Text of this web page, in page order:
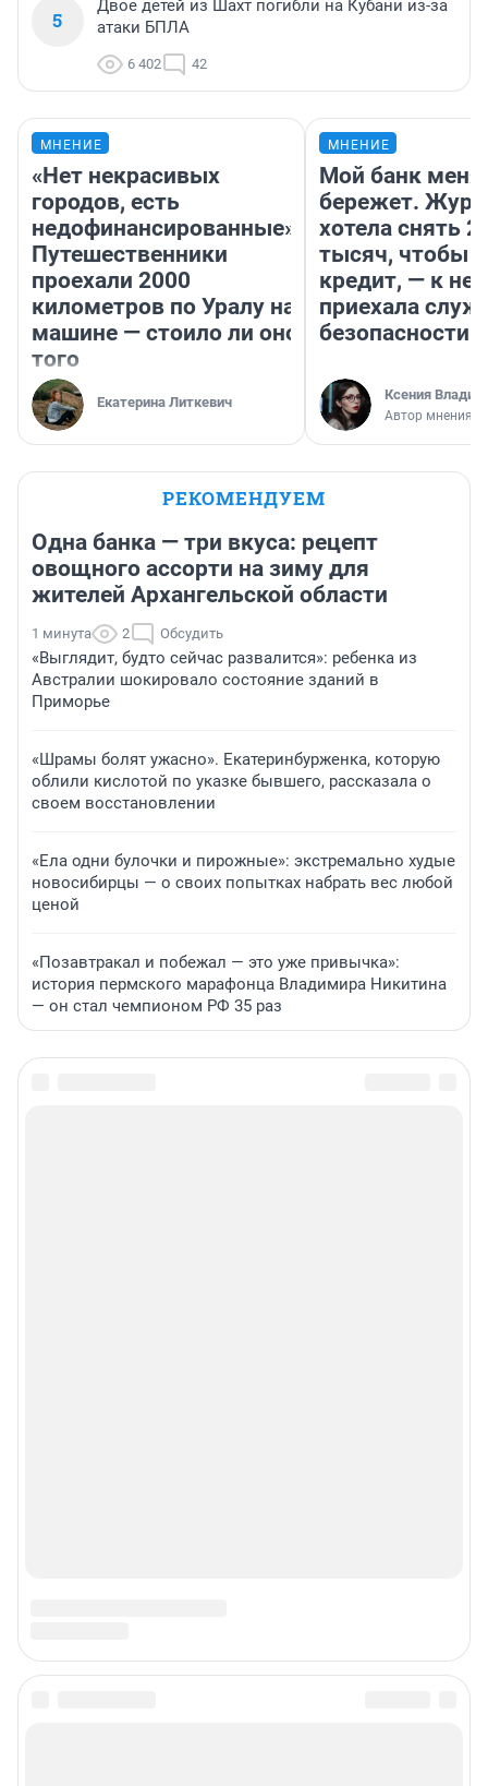
5
Двое детей из Шахт погибли на Кубани из-за
атаки БПЛА
6 402 42
МНЕНИЕ
«Нет некрасивых
городов, есть
недофинансированные».
Путешественники
проехали 2000
километров по Уралу на
машине — стоило ли оно
того
Екатерина Литкевич
МНЕНИЕ
Мой банк меня
бережет.
хотела снять
тысяч, чтобы
кредит, — к
приехала
безопасности
Ксения
Автор мнения
РЕКОМЕНДУЕМ
Одна банка — три вкуса: рецепт
овощного ассорти на зиму для
жителей Архангельской области
1 минута 2 Обсудить
«Выглядит, будто сейчас развалится»: ребенка из
Австралии шокировало состояние зданий в
Приморье
«Шрамы болят ужасно». Екатеринбурженка, которую
облили кислотой по указке бывшего, рассказала о
своем восстановлении
«Ела одни булочки и пирожные»: экстремально худые
новосибирцы — о своих попытках набрать вес любой
ценой
«Позавтракал и побежал — это уже привычка»:
история пермского марафонца Владимира Никитина
— он стал чемпионом РФ 35 раз